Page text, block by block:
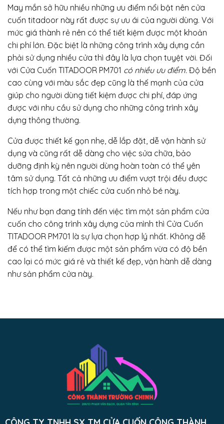
May mắn sở hữu nhiều những ưu điểm nổi bật nên cửa
cuốn titadoor này rất được sự ưu ái của người dùng. Với
mức giá thành rẻ nên có thể tiết kiệm được một khoản
chi phí lớn. Đặc biệt là những công trình xây dựng cần
phải sử dụng nhiều cửa thì đây là lựa chọn tuyệt vời. Đối
với Cửa Cuốn TITADOOR PM701 có nhiều ưu điểm. Độ bền
cao cùng với màu sắc đẹp cũng là thế mạnh của cửa
giúp cho người dùng tiết kiệm được chi phí, đáp ứng
được với nhu cầu sử dụng cho những công trình xây
dựng thông thường.
Cửa được thiết kế gọn nhẹ, dễ lắp đặt, dễ vận hành sử
dụng và cũng rất dễ dàng cho việc sửa chữa, bảo
dưỡng định kỳ nên người dùng hoàn toàn có thể yên
tâm sử dụng. Tất cả những ưu điểm vượt trội đều được
tích hợp trong một chiếc cửa cuốn nhỏ bé này.
Nếu như bạn đang tính đến việc tìm một sản phẩm cửa
cuốn cho công trình xây dựng của mình thì Cửa Cuốn
TITADOOR PM701 là sự lựa chọn hợp lý nhất. Không dễ
để có thể tìm kiếm được một sản phẩm vừa có độ bền
cao lại có mức giá rẻ và thiết kế đẹp, vận hành dễ dàng
như sản phẩm cửa này.